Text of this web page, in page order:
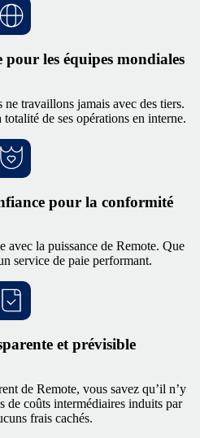
les équipes mondiales
travaillons jamais avec des tiers.
de ses opérations en interne.
pour la conformité
avec la puissance de Remote. Que
service de paie performant.
et prévisible
de Remote, vous savez qu’il n’y
de coûts intermédiaires induits par
frais cachés.